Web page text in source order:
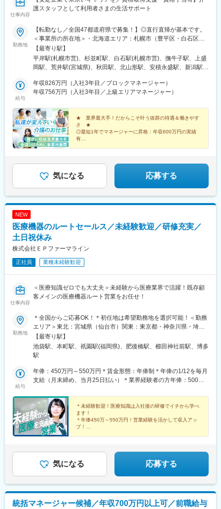
仕事内容
護スタッフとして利用者さまの生活サポート
勤務地
【転勤なし／全国47都道府県で募集！】◎直行直帰が基本です。
＜事業所の所在地＞・北海道エリア：札幌市（豊平区・白石区）
／函館市・東北エリア：岩手市／仙台市／秋田市／山形市／郡山
市／弘前市・関東エリア：茨城市／栃木市／高崎市／大宮市／習
志野市／板橋区／多摩市／相模原市／藤沢市／甲府市・東海エリ
ア：新潟市／富山市／金沢市／福井市／長野市・関西エリア：大
阪市／宇治市／西宮市／奈良市／大津市／和歌山市／新宮市・中
／徳島市／高松市／松山市／高知市・九州エリア：福岡市／糟屋
郡粕屋町／北九州市／久留米市／佐賀市／長崎市／熊本市／大分
市／宮崎市／鹿児島市／沖縄市※受動喫煙防止対策：敷地内禁煙※
駐車場あり！車、バイク、自転車などの通勤OK ※地域による※担
当するご利用者のご自宅へ訪問していただきます。※ご希望をお伺
【最寄り駅】
平岸駅(札幌市営)、杉並町駅、白石駅(札幌市営)、撫牛子駅、上盛
岡駅、荒井駅(宮城県)、秋田駅、北山形駅、安積永盛駅、新潟駅、
上駅、多摩センター駅、相模原駅、藤沢駅、国母駅、市役所前駅
(長野県)、県庁前駅(富山県)、上諸江駅、八ツ島駅、岐阜駅、静岡
良線)、天満橋駅、西宮駅、奈良駅、六十谷駅、新宮駅、鳥取駅、
松江駅、備前西市駅、東福山駅、比治山橋駅、幡生駅、阿波富田
駅、元山駅(香川県)、道後公園駅、知寄町二丁目駅、吉塚駅、柚須
駅、木屋瀬駅、西鉄久留米駅、佐賀駅、茂里町駅、健軍町駅、大
分駅、宮崎駅、天文館通駅、古島駅、南平岸駅、新津田沼駅、志
駅、西宮駅(ＪＲ線)、新大宮駅、南区役所前駅、道後温泉駅、馬出
九大病院前駅、新木屋瀬駅、スタジアムシティノース駅、いづろ
通駅、長野駅、丸の内駅(富山県)、呼続駅、市役所前駅(広島県)、
給与
年収826万円（入社3年目／ブロックマネージャー）
年収756万円（入社3年目／上級エリアマネージャー）
★ 業界最大手！だからこそ叶う抜群の待遇＆働きやす
さ ★
◎最短1年でマネージャーに昇格：年収600万円の実績
有
気になる 応募する
NEW
医療機器のルートセールス／未経験歓迎／研修充実／
土日祝休み
株式会社ＥＰファーマライン
正社員 業種未経験歓迎
仕事内容
＜医療知識ゼロでも大丈夫＞未経験から医療業界で活躍！既存顧
客メインの医療機器ルート営業をお任せ！
勤務地
＊全国からご応募OK！＊初任地は希望勤務地を選択可能！＜勤務
エリア＞東北：宮城県（仙台市）関東：東京都・神奈川県・埼玉
県・千葉県・栃木県・群馬県東海：愛知県・静岡県・岐阜県信
越：長野県（松本市）北陸：石川県（金沢市）関西：大阪府・兵
庫県中国：広島県四国：香川県（高松市）・愛媛県（松山市）九
県【東京本社】東京都豊島区西池袋3-27-12 池袋ウェストパーク
ビル＊各線「池袋駅」西口より徒歩5分【大阪オフィス】大阪府大
各線「本町駅」より徒歩1分【福岡オフィス】福岡県福岡市博多区
博多駅前2-19-24 大博センタービル6F＊JR・福岡市地下鉄各線
「博多駅」より徒歩5分
【最寄り駅】
池袋駅、本町駅、祇園駅(福岡県)、肥後橋駅、櫛田神社前駅、博多
駅
給与
年俸：450万円～550万円＊賃金形態：年俸制＊年俸の1/12を毎月
支給（月末締め、当月25日払い）＊業界経験者の方年俸：500万
＊未経験歓迎！医療知識は入社後の研修でイチから学べ
ます！
＊年俸450万～550万円！営業経験を活かして収入アッ
プ！
気になる 応募する
統括マネージャー候補／年収700万円以上可／前職給与